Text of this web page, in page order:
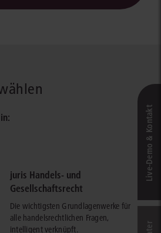
juris Handels- und
Gesellschaftsrecht
Die wichtigsten Grundlagenwerke für
alle handelsrechtlichen Fragen,
intelligent verknüpft.
Live‑Demo & Kontakt